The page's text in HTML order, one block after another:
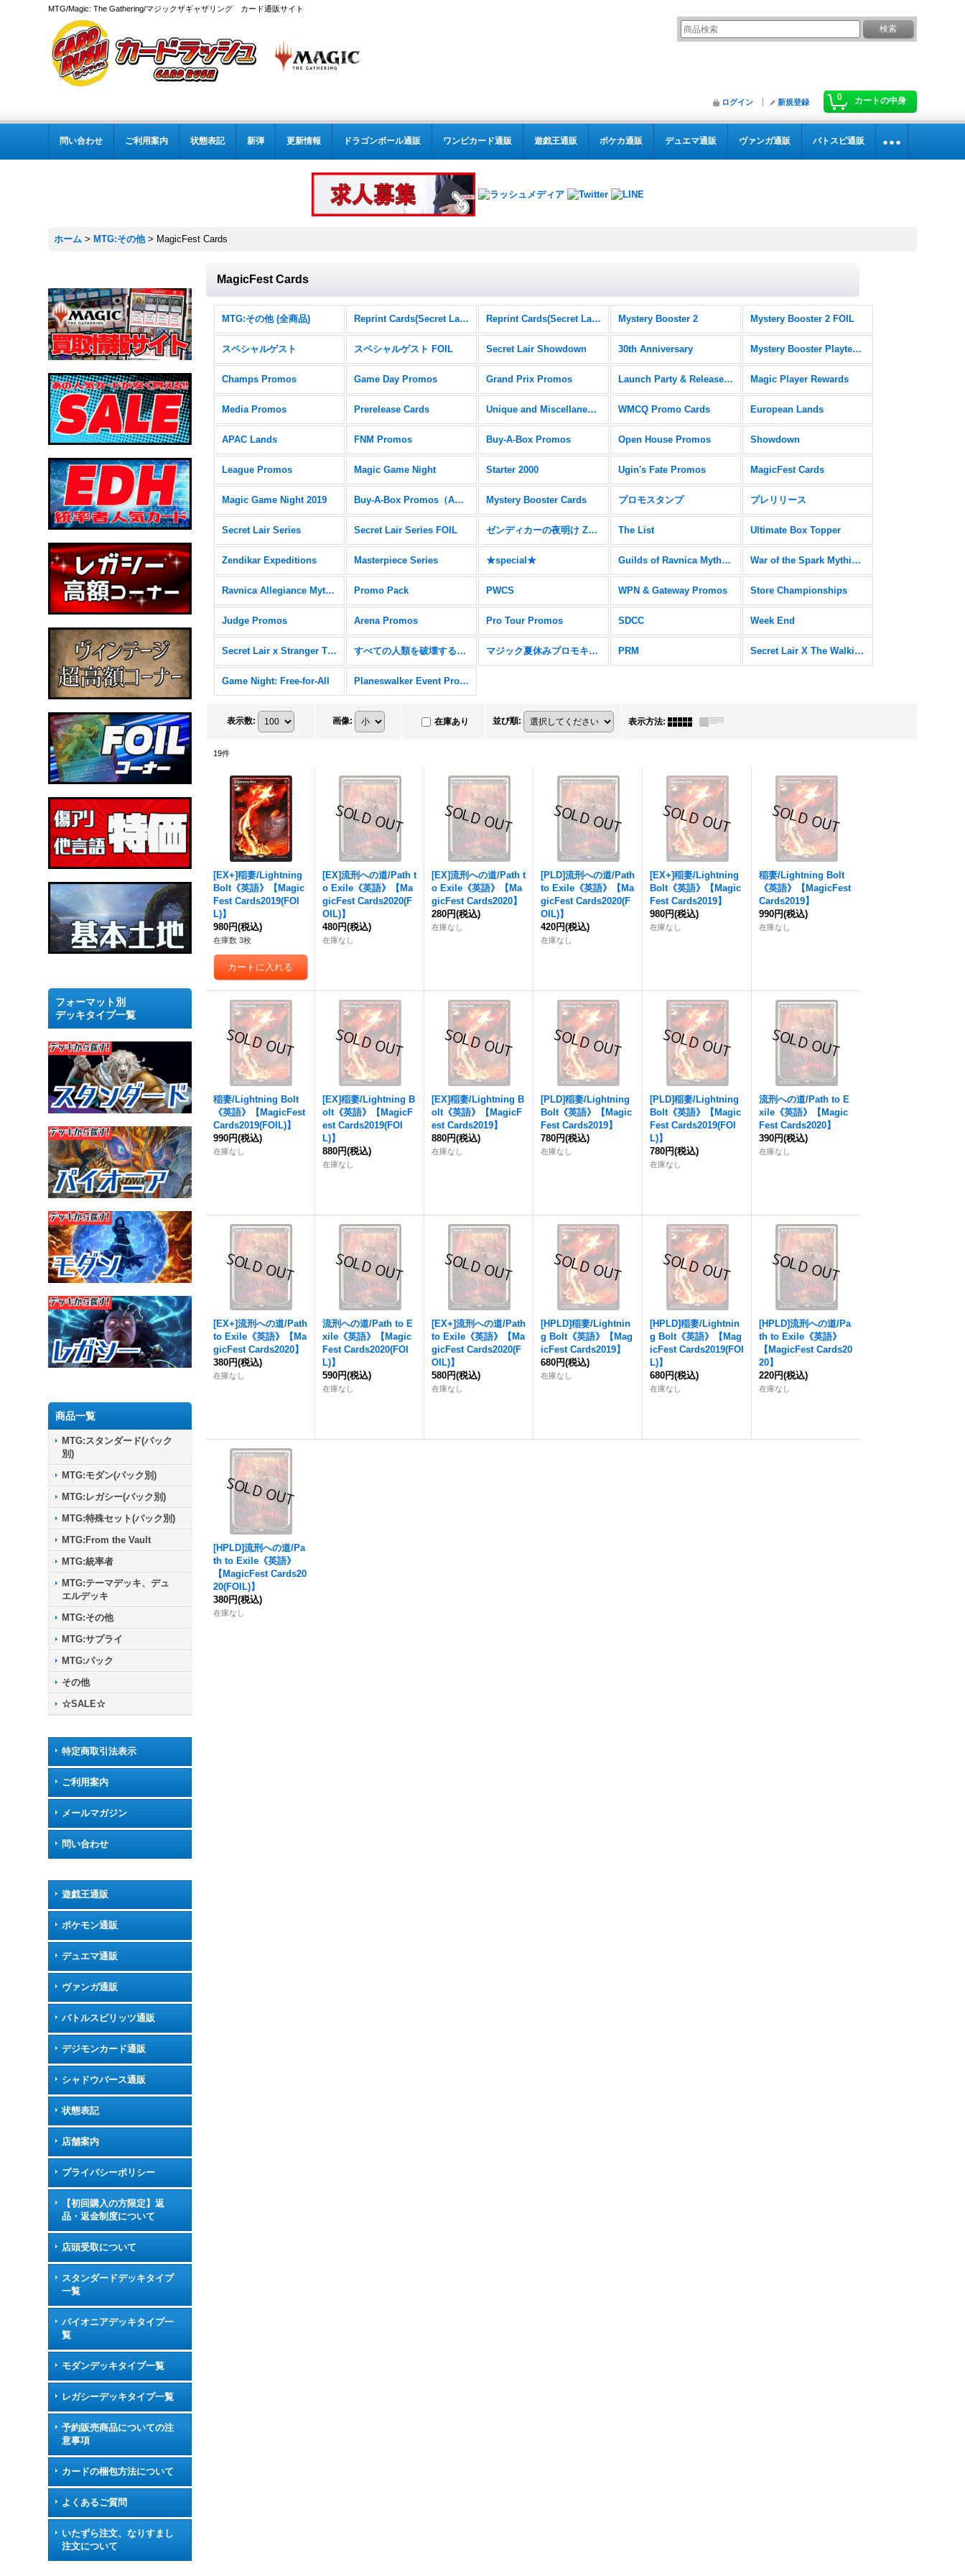
MTG/Magic: The Gathering/マジックザギャザリング カード通販サイト
0 カートの中身
ログイン 新規登録
問い合わせ ご利用案内 状態表記 新弾 更新情報 ドラゴンボール通販 ワンピカード通販 遊戯王通販 ポケカ通販 デュエマ通販 ヴァンガ通販 バトスピ通販
ホーム > MTG:その他 > MagicFest Cards
フォーマット別
デッキタイプ一覧
商品一覧
MTG:スタンダード(パック
別)
MTG:モダン(パック別)
MTG:レガシー(パック別)
MTG:特殊セット(パック別)
MTG:From the Vault
MTG:統率者
MTG:テーマデッキ、デュ
エルデッキ
MTG:その他
MTG:サプライ
MTG:パック
その他
☆SALE☆
特定商取引法表示
ご利用案内
メールマガジン
問い合わせ
遊戯王通販
ポケモン通販
デュエマ通販
ヴァンガ通販
バトルスピリッツ通販
デジモンカード通販
シャドウバース通販
状態表記
店舗案内
プライバシーポリシー
【初回購入の方限定】返
品・返金制度について
店頭受取について
スタンダードデッキタイプ
一覧
パイオニアデッキタイプ一
覧
モダンデッキタイプ一覧
レガシーデッキタイプ一覧
予約販売商品についての注
意事項
カードの梱包方法について
よくあるご質問
いたずら注文、なりすまし
注文について
MagicFest Cards
MTG:その他 (全商品) Reprint Cards(Secret Lair Commander) Reprint Cards(Secret Lair Commander) FOIL Mystery Booster 2 Mystery Booster 2 FOIL
スペシャルゲスト スペシャルゲスト FOIL Secret Lair Showdown 30th Anniversary Mystery Booster Playtest Cards
Champs Promos Game Day Promos Grand Prix Promos Launch Party & Release Event Promos Magic Player Rewards
Media Promos Prerelease Cards Unique and Miscellaneous Promos WMCQ Promo Cards European Lands
APAC Lands FNM Promos Buy-A-Box Promos Open House Promos Showdown
League Promos Magic Game Night Starter 2000 Ugin's Fate Promos MagicFest Cards
Magic Game Night 2019 Buy-A-Box Promos（AER） Mystery Booster Cards プロモスタンプ プレリリース
Secret Lair Series Secret Lair Series FOIL ゼンディカーの夜明け Zendikar Expeditions The List Ultimate Box Topper
Zendikar Expeditions Masterpiece Series ★special★ Guilds of Ravnica Mythic Edition War of the Spark Mythic Edition
Ravnica Allegiance Mythic Edition Promo Pack PWCS WPN & Gateway Promos Store Championships
Judge Promos Arena Promos Pro Tour Promos SDCC Week End
Secret Lair x Stranger Things すべての人類を破壊する。それらは再生できない。 マジック夏休みプロモキャンペーン PRM Secret Lair X The Walking Dead
Game Night: Free-for-All Planeswalker Event Promos
表示数: 画像: 在庫あり 並び順: 表示方法:
19件
[EX+]稲妻/Lightning
Bolt《英語》【Magic
Fest Cards2019(FOI
L)】
980円(税込)
在庫数 3枚
[EX]流刑への道/Path t
o Exile《英語》【Ma
gicFest Cards2020(F
OIL)】
480円(税込)
在庫なし
[EX]流刑への道/Path t
o Exile《英語》【Ma
gicFest Cards2020】
280円(税込)
在庫なし
[PLD]流刑への道/Path
to Exile《英語》【Ma
gicFest Cards2020(F
OIL)】
420円(税込)
在庫なし
[EX+]稲妻/Lightning
Bolt《英語》【Magic
Fest Cards2019】
980円(税込)
在庫なし
稲妻/Lightning Bolt
《英語》【MagicFest
Cards2019】
990円(税込)
在庫なし
稲妻/Lightning Bolt
《英語》【MagicFest
Cards2019(FOIL)】
990円(税込)
在庫なし
[EX]稲妻/Lightning B
olt《英語》【MagicF
est Cards2019(FOI
L)】
880円(税込)
在庫なし
[EX]稲妻/Lightning B
olt《英語》【MagicF
est Cards2019】
880円(税込)
在庫なし
[PLD]稲妻/Lightning
Bolt《英語》【Magic
Fest Cards2019】
780円(税込)
在庫なし
[PLD]稲妻/Lightning
Bolt《英語》【Magic
Fest Cards2019(FOI
L)】
780円(税込)
在庫なし
流刑への道/Path to E
xile《英語》【Magic
Fest Cards2020】
390円(税込)
在庫なし
[EX+]流刑への道/Path
to Exile《英語》【Ma
gicFest Cards2020】
380円(税込)
在庫なし
流刑への道/Path to E
xile《英語》【Magic
Fest Cards2020(FOI
L)】
590円(税込)
在庫なし
[EX+]流刑への道/Path
to Exile《英語》【Ma
gicFest Cards2020(F
OIL)】
580円(税込)
在庫なし
[HPLD]稲妻/Lightnin
g Bolt《英語》【Mag
icFest Cards2019】
680円(税込)
在庫なし
[HPLD]稲妻/Lightnin
g Bolt《英語》【Mag
icFest Cards2019(FOI
L)】
680円(税込)
在庫なし
[HPLD]流刑への道/Pa
th to Exile《英語》
【MagicFest Cards20
20】
220円(税込)
在庫なし
[HPLD]流刑への道/Pa
th to Exile《英語》
【MagicFest Cards20
20(FOIL)】
380円(税込)
在庫なし